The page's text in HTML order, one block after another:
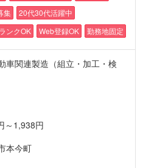
集
20代30代活躍中
ンクOK Web登録OK 勤務地固定
車関連製造（組立・加工・検
～1,938円
本今町